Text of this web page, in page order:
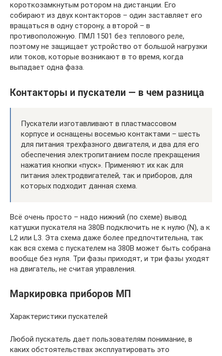
короткозамкнутым ротором на дистанции. Его
собирают из двух контакторов – один заставляет его
вращаться в одну сторону, а второй – в
противоположную. ПМЛ 1501 без теплового реле,
поэтому не защищает устройство от большой нагрузки
или токов, которые возникают в то время, когда
выпадает одна фаза.
Контакторы и пускатели — в чем разница
Пускатели изготавливают в пластмассовом
корпусе и оснащены восемью контактами – шесть
для питания трехфазного двигателя, и два для его
обеспечения электропитанием после прекращения
нажатия кнопки «пуск». Применяют их как для
питания электродвигателей, так и приборов, для
которых подходит данная схема.
Всё очень просто – надо нижний (по схеме) вывод
катушки пускателя на 380В подключить не к нулю (N), а к
L2 или L3. Эта схема даже более предпочтительна, так
как вся схема с пускателем на 380В может быть собрана
вообще без нуля. Три фазы приходят, и три фазы уходят
на двигатель, не считая управления.
Маркировка приборов МП
Характеристики пускателей
Любой пускатель дает пользователям понимание, в
каких обстоятельствах эксплуатировать это